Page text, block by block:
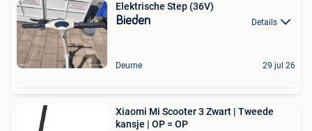
Elektrische Step (36V)
Bieden Details
Deurne 29 jul 26
Xiaomi Mi Scooter 3 Zwart | Tweede
kansje | OP = OP